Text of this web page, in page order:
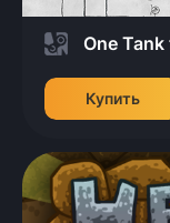
One
Купить